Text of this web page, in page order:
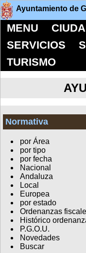
Ayuntamiento de
MENU
SERVICIOS
TURISMO
Normativa
por Área
por tipo
por fecha
Nacional
Andaluza
Local
Europea
por estado
Ordenanzas
Histórico
P.G.O.U.
Novedades
Buscar